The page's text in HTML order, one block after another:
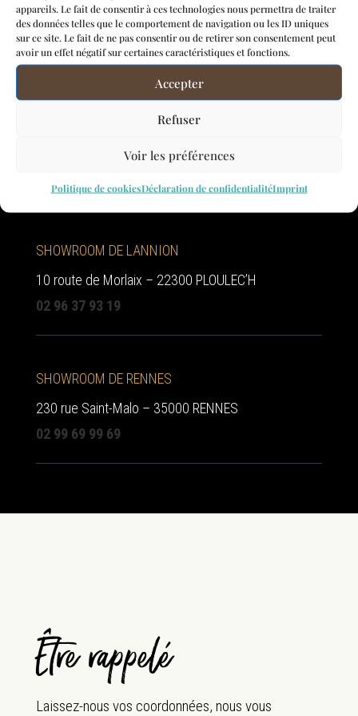
appareils. Le fait de consentir à ces technologies nous permettra de traiter
des données telles que le comportement de navigation ou les ID uniques
sur ce site. Le fait de ne pas consentir ou de retirer son consentement peut
avoir un effet négatif sur certaines caractéristiques et fonctions.
Accepter
Refuser
Voir les préférences
Politique de cookiesDéclaration de confidentialitéImprint
accueillent
Le samedi sur rendez-vous
SHOWROOM DE LANNION
10 route de Morlaix – 22300 PLOULEC’H
02 96 37 93 19
SHOWROOM DE RENNES
230 rue Saint-Malo – 35000 RENNES
02 99 69 99 69
Être rappelé
Laissez-nous vos coordonnées, nous vous